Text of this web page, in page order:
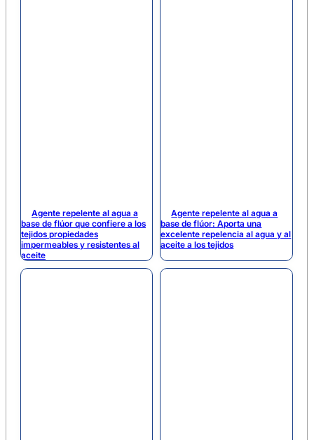
Agente repelente al agua a
base de flúor que confiere a los
tejidos propiedades
impermeables y resistentes al
aceite
Agente repelente al agua a
base de flúor: Aporta una
excelente repelencia al agua y al
aceite a los tejidos